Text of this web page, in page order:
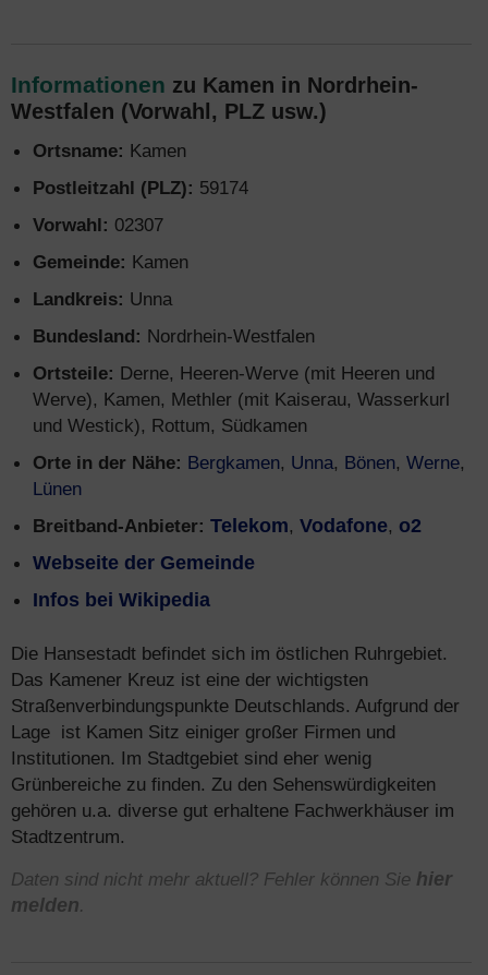
Informationen zu Kamen in Nordrhein-
Westfalen (Vorwahl, PLZ usw.)
Ortsname: Kamen
Postleitzahl (PLZ): 59174
Vorwahl: 02307
Gemeinde: Kamen
Landkreis: Unna
Bundesland: Nordrhein-Westfalen
Ortsteile: Derne, Heeren-Werve (mit Heeren und
Werve), Kamen, Methler (mit Kaiserau, Wasserkurl
und Westick), Rottum, Südkamen
Orte in der Nähe: Bergkamen, Unna, Bönen, Werne,
Lünen
Breitband-Anbieter: Telekom, Vodafone, o2
Webseite der Gemeinde
Infos bei Wikipedia
Die Hansestadt befindet sich im östlichen Ruhrgebiet.
Das Kamener Kreuz ist eine der wichtigsten
Straßenverbindungspunkte Deutschlands. Aufgrund der
Lage ist Kamen Sitz einiger großer Firmen und
Institutionen. Im Stadtgebiet sind eher wenig
Grünbereiche zu finden. Zu den Sehenswürdigkeiten
gehören u.a. diverse gut erhaltene Fachwerkhäuser im
Stadtzentrum.
Daten sind nicht mehr aktuell? Fehler können Sie hier
melden.